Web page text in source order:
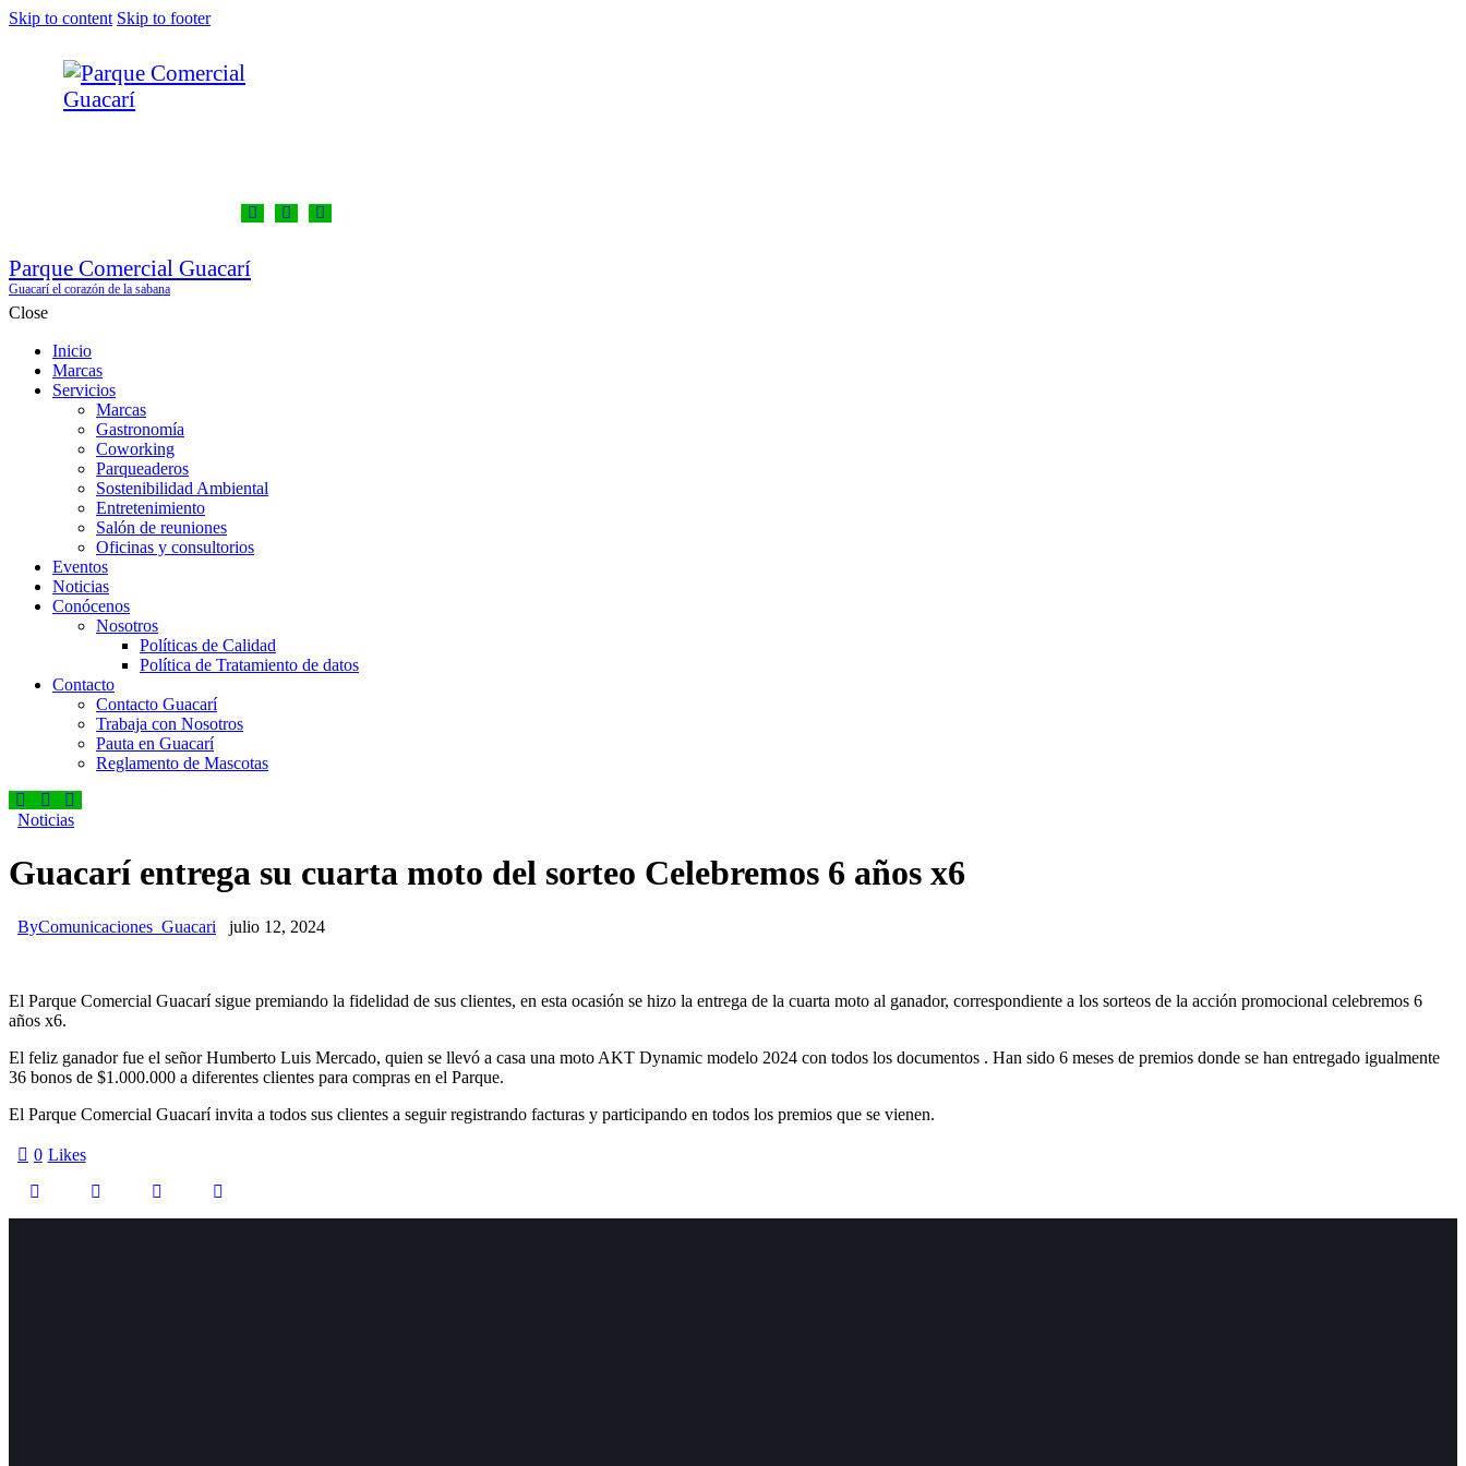
Skip to content Skip to footer
Parque Comercial Guacarí
Guacarí el corazón de la sabana
Close
Inicio
Marcas
Servicios
Marcas
Gastronomía
Coworking
Parqueaderos
Sostenibilidad Ambiental
Entretenimiento
Salón de reuniones
Oficinas y consultorios
Eventos
Noticias
Conócenos
Nosotros
Políticas de Calidad
Política de Tratamiento de datos
Contacto
Contacto Guacarí
Trabaja con Nosotros
Pauta en Guacarí
Reglamento de Mascotas
Noticias
Guacarí entrega su cuarta moto del sorteo Celebremos 6 años x6
ByComunicaciones_Guacari julio 12, 2024
El Parque Comercial Guacarí sigue premiando la fidelidad de sus clientes, en esta ocasión se hizo la entrega de la cuarta moto al ganador, correspondiente a los sorteos de la acción promocional celebremos 6
años x6.
El feliz ganador fue el señor Humberto Luis Mercado, quien se llevó a casa una moto AKT Dynamic modelo 2024 con todos los documentos . Han sido 6 meses de premios donde se han entregado igualmente
36 bonos de $1.000.000 a diferentes clientes para compras en el Parque.
El Parque Comercial Guacarí invita a todos sus clientes a seguir registrando facturas y participando en todos los premios que se vienen.
0 Likes